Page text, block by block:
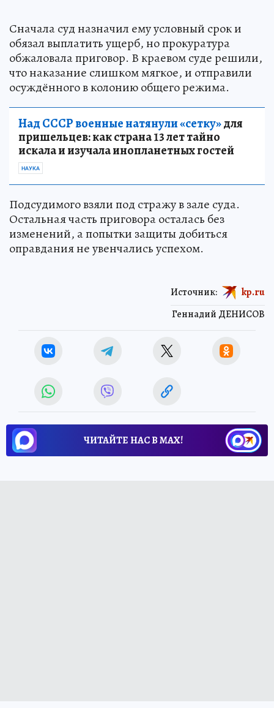
Сначала суд назначил ему условный срок и
обязал выплатить ущерб, но прокуратура
обжаловала приговор. В краевом суде решили,
что наказание слишком мягкое, и отправили
осуждённого в колонию общего режима.
Над СССР военные натянули «сетку»для
пришельцев: как страна 13 лет тайно
искала и изучала инопланетных гостей
НАУКА
Подсудимого взяли под стражу в зале суда.
Остальная часть приговора осталась без
изменений, а попытки защиты добиться
оправдания не увенчались успехом.
Геннадий ДЕНИСОВ
Источник: kp.ru
ЧИТАЙТЕ НАС В МАХ!